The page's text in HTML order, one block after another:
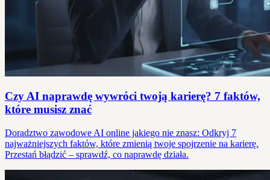
Czy AI naprawdę wywróci twoją karierę? 7 faktów,
które musisz znać
Doradztwo zawodowe AI online jakiego nie znasz: Odkryj 7
najważniejszych faktów, które zmienią twoje spojrzenie na karierę.
Przestań błądzić – sprawdź, co naprawdę działa.